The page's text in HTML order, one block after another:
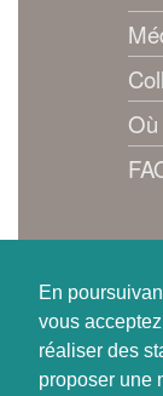
En
vous
réaliser des
proposer une